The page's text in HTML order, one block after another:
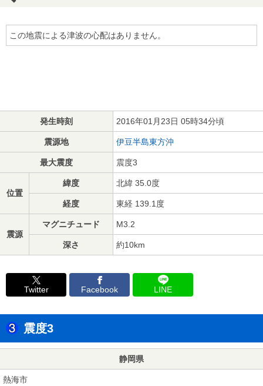
この地震による津波の心配はありません。
発生時刻 2016年01月23日 05時34分頃
震源地 伊豆半島東方沖
最大震度 震度3
位置
緯度 北緯 35.0度
経度 東経 139.1度
震源
マグニチュード M3.2
深さ 約10km
Twitter Facebook LINE
震度3
静岡県
熱海市